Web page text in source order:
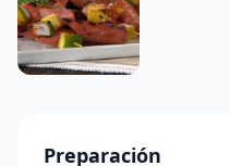
Preparación